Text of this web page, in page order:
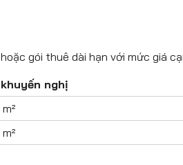
gói thuê dài hạn với mức giá
nghị